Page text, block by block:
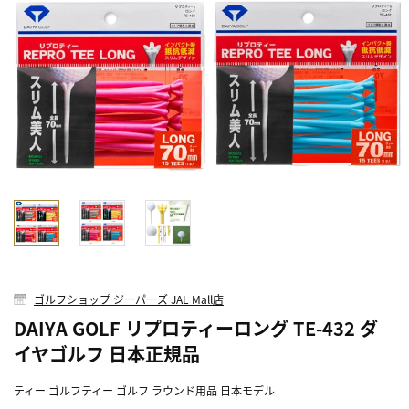
ゴルフショップ ジーパーズ JAL Mall店
DAIYA GOLF リプロティーロング TE-432 ダ
イヤゴルフ 日本正規品
ティー ゴルフティー ゴルフ ラウンド用品 日本モデル